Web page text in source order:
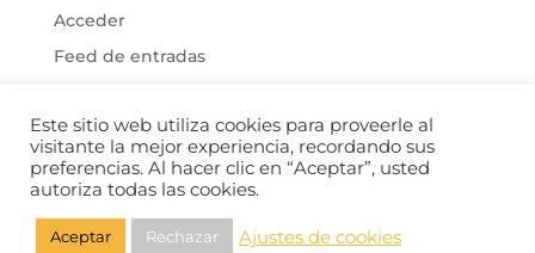
Acceder
Feed de entradas
WordPress.org
Este sitio web utiliza cookies para proveerle al
visitante la mejor experiencia, recordando sus
preferencias. Al hacer clic en “Aceptar”, usted
autoriza todas las cookies.
Aceptar Rechazar Ajustes de cookies